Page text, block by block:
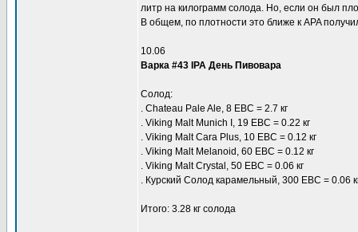
литр на килограмм солода. Но, если он был
В общем, по плотности это ближе к APA
10.06
Варка #43 IPA День Пивовара
Солод:
. Chateau Pale Ale, 8 EBC = 2.7 кг
. Viking Malt Munich I, 19 EBC = 0.22 кг
. Viking Malt Cara Plus, 10 EBC = 0.12 кг
. Viking Malt Melanoid, 60 EBC = 0.12 кг
. Viking Malt Crystal, 50 EBC = 0.06 кг
. Курский Солод карамельный, 300 EBC = 0.06
Итого: 3.28 кг солода